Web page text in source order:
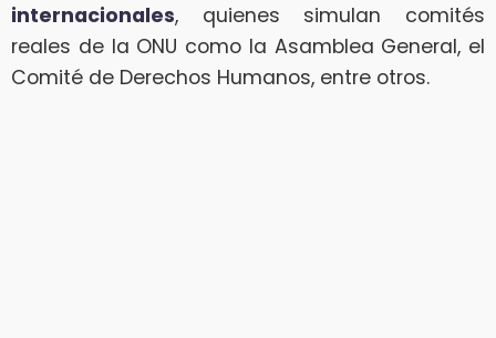
internacionales, quienes simulan comités
reales de la ONU como la Asamblea General, el
Comité de Derechos Humanos, entre otros.